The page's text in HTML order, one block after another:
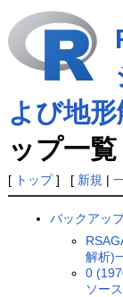
よび地
ップ一覧
[ トップ] [ 新規 |
バックアッ
解析)
0
ソース